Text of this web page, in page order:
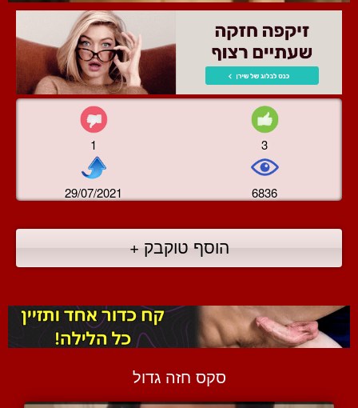
1 3
29/07/2021 6836
הוסף טוקבק +
סקס חזה גדול